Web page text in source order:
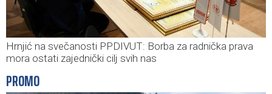
Hrnjić na svečanosti PPDIVUT: Borba za radnička prava
mora ostati zajednički cilj svih nas
PROMO